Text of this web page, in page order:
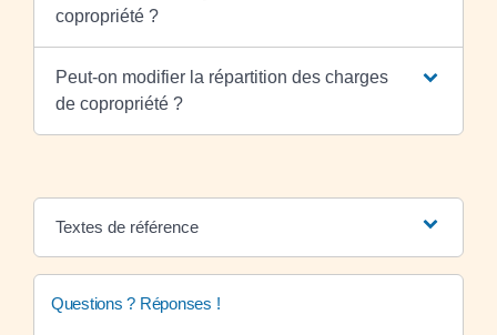
copropriété ?
Peut-on modifier la répartition des charges
de copropriété ?
Textes de référence
Questions ? Réponses !